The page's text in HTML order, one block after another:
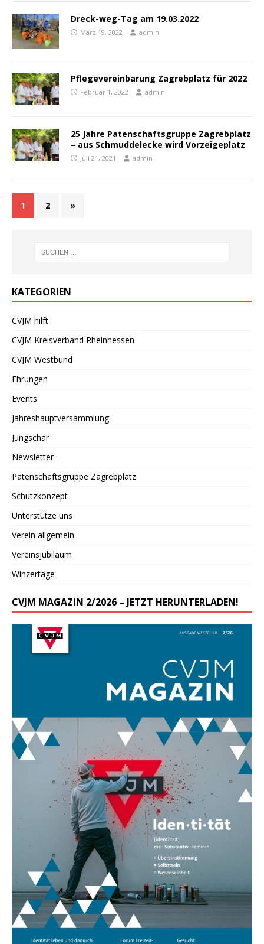
Dreck-weg-Tag am 19.03.2022
März 19, 2022 admin
Pflegevereinbarung Zagrebplatz für 2022
Februar 1, 2022 admin
25 Jahre Patenschaftsgruppe Zagrebplatz
– aus Schmuddelecke wird Vorzeigeplatz
Juli 21, 2021 admin
1 2 »
KATEGORIEN
CVJM hilft
CVJM Kreisverband Rheinhessen
CVJM Westbund
Ehrungen
Events
Jahreshauptversammlung
Jungschar
Newsletter
Patenschaftsgruppe Zagrebplatz
Schutzkonzept
Unterstütze uns
Verein allgemein
Vereinsjubiläum
Winzertage
CVJM MAGAZIN 2/2026 – JETZT HERUNTERLADEN!